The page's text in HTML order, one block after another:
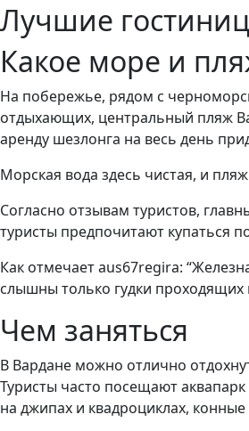
Лучшие
Какое море и
На побережье, рядом с
отдыхающих, центральный пляж
аренду шезлонга на весь день
Морская вода здесь чистая, и
Согласно отзывам туристов,
туристы предпочитают купаться
Как отмечает aus67regira:
слышны только гудки проходящих
Чем заняться
В Вардане можно отлично
Туристы часто посещают
на джипах и квадроциклах,